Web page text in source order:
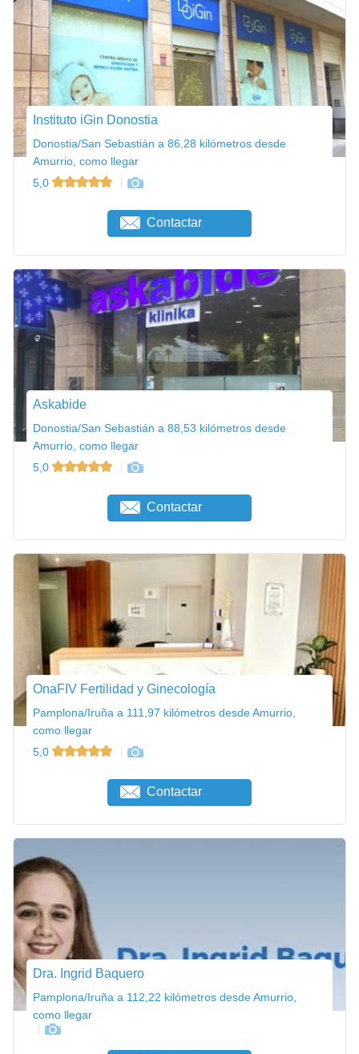
Instituto iGin Donostia
Donostia/San Sebastián a 86,28 kilómetros desde
Amurrio, como llegar
5,0
Contactar
Askabide
Donostia/San Sebastián a 88,53 kilómetros desde
Amurrio, como llegar
5,0
Contactar
OnaFIV Fertilidad y Ginecología
Pamplona/Iruña a 111,97 kilómetros desde Amurrio,
como llegar
5,0
Contactar
Dra. Ingrid Baquero
Pamplona/Iruña a 112,22 kilómetros desde Amurrio,
como llegar